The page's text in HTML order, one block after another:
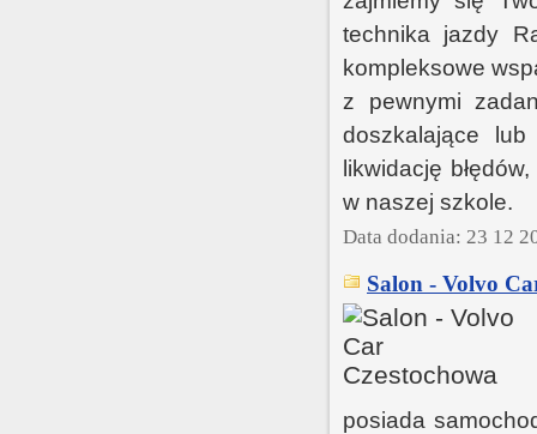
technika jazdy
kompleksowe
z pewnymi
doszkalające
likwidację
w naszej szkole.
Data dodania: 23 12
Salon - Volvo
posiada